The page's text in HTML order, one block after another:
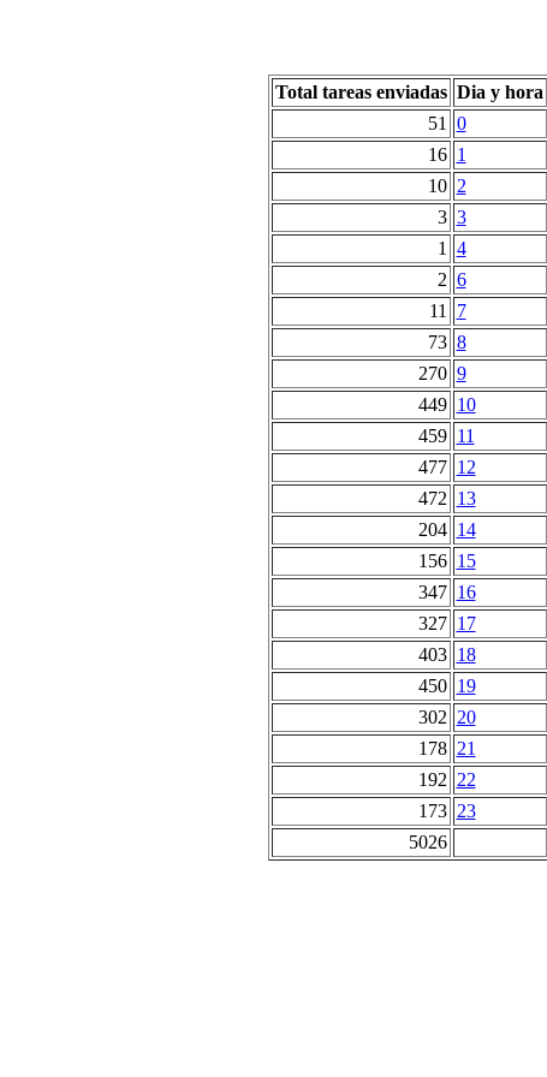
Total tareas enviadas Dia y hora
51
0
16 1
10 2
3 3
1
4
2 6
11
7
73 8
270 9
449 10
459 11
477 12
472 13
204 14
156 15
347 16
327 17
403 18
450 19
302 20
178 21
192 22
173 23
5026